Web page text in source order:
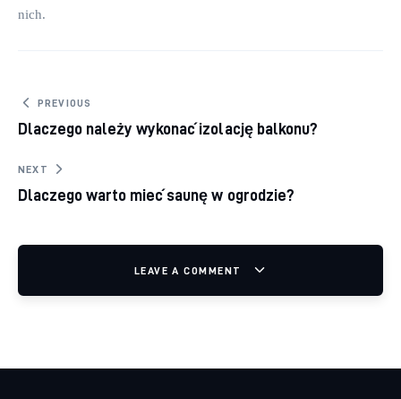
nich.
Nawigacja wpisu
PREVIOUS
Dlaczego należy wykonać izolację balkonu?
NEXT
Dlaczego warto mieć saunę w ogrodzie?
LEAVE A COMMENT